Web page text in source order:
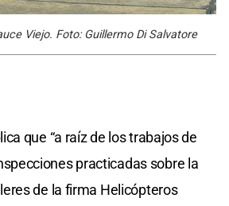
Viejo. Foto: Guillermo Di Salvatore
que “a raíz de los trabajos de
practicadas sobre la
de la firma Helicópteros